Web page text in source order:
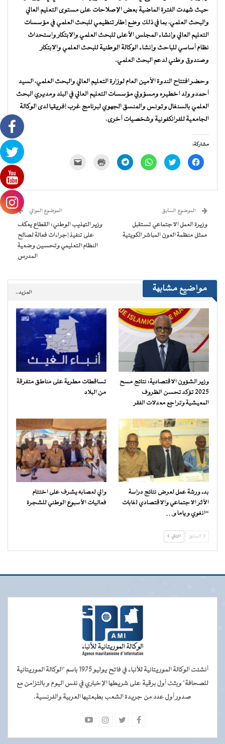
حيث شهدت الفترة الماضية بعض الإصلاحات على مستوى التعليم العالي
والبحث العلمي، بما في ذلك وضع إطار تنظيمي للبحث العلمي في مؤسسات
التعليم العالي وإنشاء المجلس الأعلى للبحث العلمي والابتكار واستحداث
نظام أساسي للباحث وإنشاء الوكالة الوطنية للبحث العلمي والابتكار
وصندوق وطني لدعم البحث العلمي.
وحضر افتتاح الندوة الأمين العام لوزارة التعليم العالي والبحث العلمي، السيد
أحمدو ولد اخطيره ومسؤولي مؤسسات التعليم العالي في البلد ومديري البحث
العلمي بالسنغال وتونس والمنسق الجهوي لبرنامج غرب إفريقيا لدى الوكالة
الجامعية للفرانكفونية وشخصيات أخرى.
مشاركة:
انقر
للمشاركة
في
اضغط
للمشاركة
في
انقر
للمشاركة
في
انقر
للمشاركة
في
للطباعة
جديدة) الإلكتروني
نافذة
جديدة)
الموضوع السابق
وزيرة العمل الاجتماعي تستقبل
ممثل منظمة العون المباشر الكويتية
الموضوع الموالي
وزير التهذيب الوطني: القطاع يعكف
على تنفيذ إجراءات فعالة لصالح
النظام التعليمي وتحسين وضعية
المدرس
مواضيع مشابهة المزيد..
وزير الشؤون الاقتصادية: نتائج مسح
2025 تؤكد تحسن الظروف
المعيشية وتراجع معدلات الفقر
تساقطات مطرية على مناطق متفرقة
من البلاد
بدء ورشة عمل لعرض نتائج دراسة
الأثر الاجتماعي والاقتصادي لغابات
“انغوي و ياما و…
والي لعصابه يشرف على اختتام
فعاليات الأسبوع الوطني للشجرة
السابق التالي
أنشئت الوكالة الموريتانية للأنباء في فاتح يوليو 1975 باسم "الوكالة الموريتانية
للصحافة" وبثت أول برقية على شريطها الإخباري في نفس اليوم و بالتزامن مع
صدور أول عدد من جريدة الشعب بطبعتيها العربية والفرنسية.